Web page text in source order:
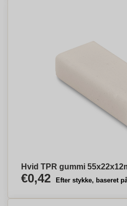
Hvid TPR gummi
€0,42 Efter stykke, baseret